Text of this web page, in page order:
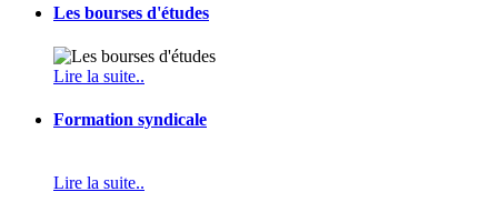
Les bourses d'études
Lire la suite..
Formation syndicale
Lire la suite..